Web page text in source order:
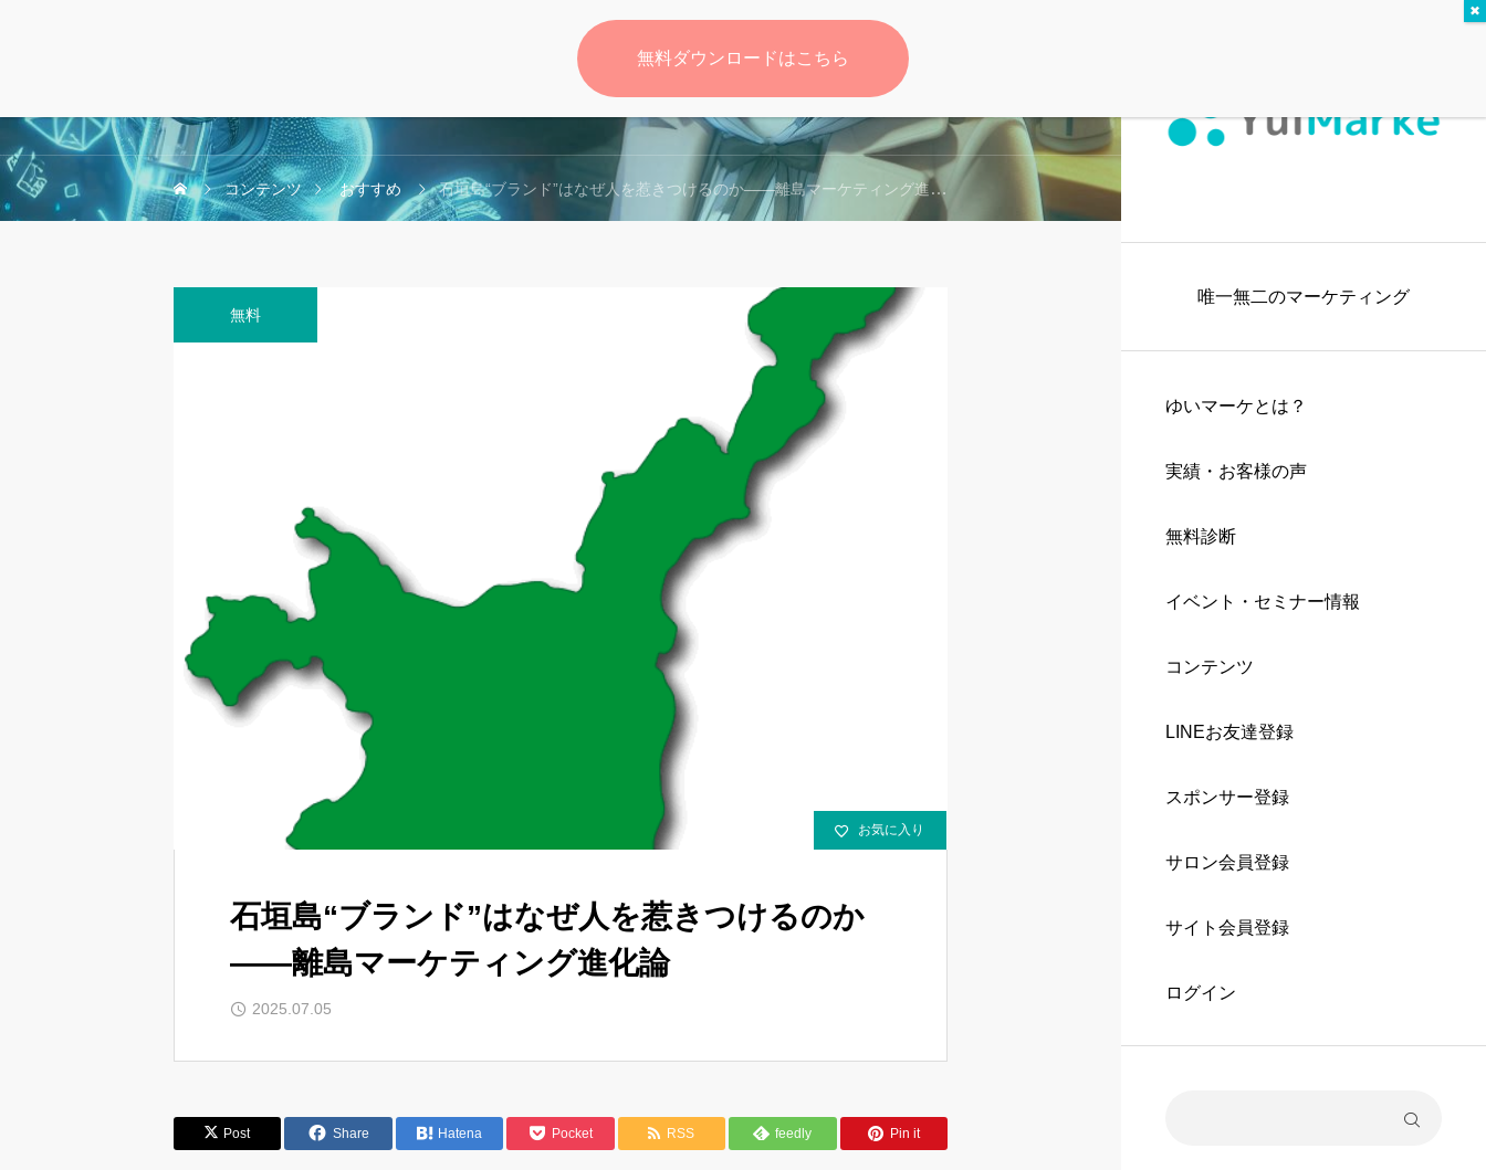
唯一無二のマーケティング
ゆいマーケとは？
実績・お客様の声
無料診断
イベント・セミナー情報
コンテンツ
LINEお友達登録
スポンサー登録
サロン会員登録
サイト会員登録
ログイン
無料
コンテンツ おすすめ 石垣島“ブランド”はなぜ人を惹きつけるのか――離島マーケティング進化論
無料
お気に入り
石垣島“ブランド”はなぜ人を惹きつけるのか
――離島マーケティング進化論
2025.07.05
Post Share Hatena Pocket RSS feedly Pin it
無料ダウンロードはこちら